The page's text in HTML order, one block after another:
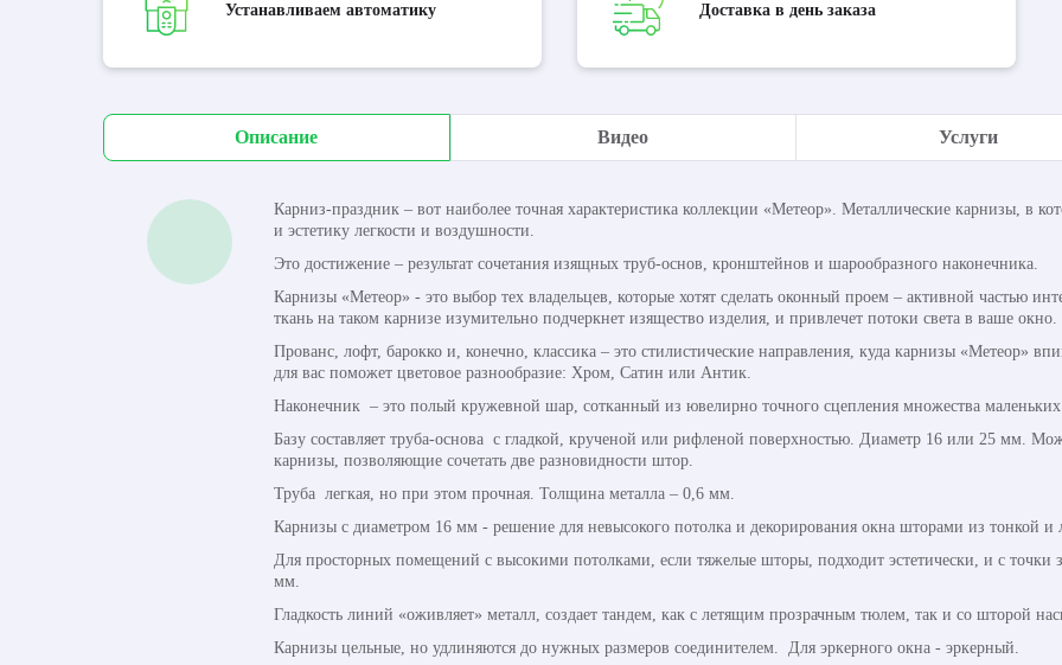
Устанавливаем автоматику Доставка в день заказа
Описание Видео Услуги
Карниз-праздник – вот наиболее точная характеристика коллекции «Метеор». Металлические карнизы, в
и эстетику легкости и воздушности.
Это достижение – результат сочетания изящных труб-основ, кронштейнов и шарообразного наконечника.
Карнизы «Метеор» - это выбор тех владельцев, которые хотят сделать оконный проем – активной частью
ткань на таком карнизе изумительно подчеркнет изящество изделия, и привлечет потоки света в ваше окно.
Прованс, лофт, барокко и, конечно, классика – это стилистические направления, куда карнизы «Метеор»
для вас поможет цветовое разнообразие: Хром, Сатин или Антик.
Наконечник – это полый кружевной шар, сотканный из ювелирно точного сцепления множества
Базу составляет труба-основа с гладкой, крученой или рифленой поверхностью. Диаметр 16 или 25 мм.
карнизы, позволяющие сочетать две разновидности штор.
Труба легкая, но при этом прочная. Толщина металла – 0,6 мм.
Карнизы с диаметром 16 мм - решение для невысокого потолка и декорирования окна шторами из тонкой и
Для просторных помещений с высокими потолками, если тяжелые шторы, подходит эстетически, и с точки
мм.
Гладкость линий «оживляет» металл, создает тандем, как с летящим прозрачным тюлем, так и со шторой
Карнизы цельные, но удлиняются до нужных размеров соединителем. Для эркерного окна - эркерный.